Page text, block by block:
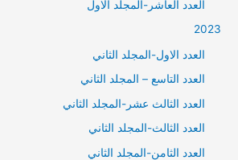
العدد العاشر-المجلد الاول
2023
العدد الاول-المجلد الثاني
العدد التاسع – المجلد الثاني
العدد الثالث عشر-المجلد الثاني
العدد الثالث-المجلد الثاني
العدد الثامن-المجلد الثاني